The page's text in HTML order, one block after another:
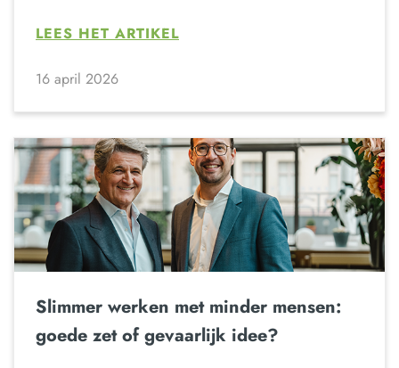
LEES HET ARTIKEL
16 april 2026
Slimmer werken met minder mensen:
goede zet of gevaarlijk idee?